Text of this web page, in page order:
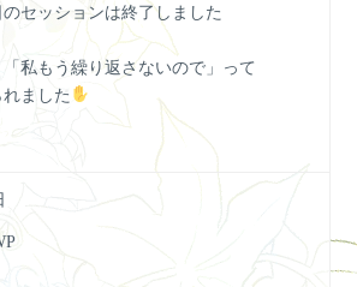
セッションは終了しました
私もう繰り返さないので」って
ました